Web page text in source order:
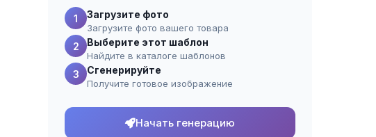
1 Загрузите фото
Загрузите фото вашего товара
2 Выберите этот шаблон
Найдите в каталоге шаблонов
3 Сгенерируйте
Получите готовое изображение
Начать генерацию